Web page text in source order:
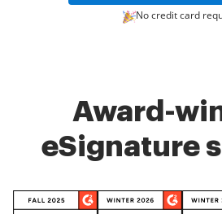
No credit card
Award-
eSignature